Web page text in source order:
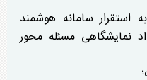
استقرار سامانه هوشمند
نمایشگاهی مسئله محور